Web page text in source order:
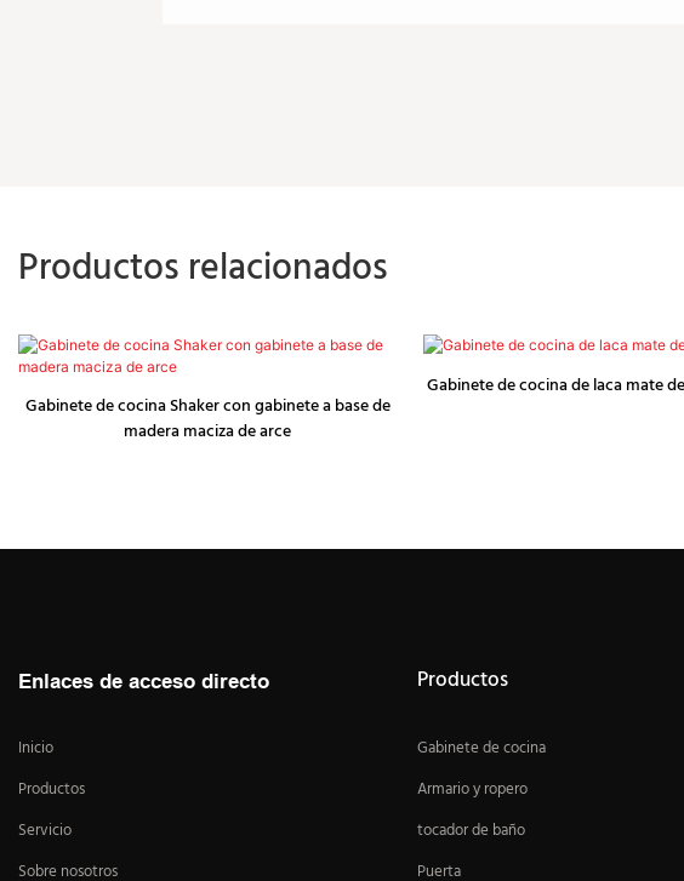
Productos relacionados
Gabinete de cocina Shaker con gabinete a base de
madera maciza de arce
Gabinete de cocina de laca mate
Enlaces de acceso directo
Inicio
Productos
Servicio
Sobre nosotros
Productos
Gabinete de cocina
Armario y ropero
tocador de baño
Puerta